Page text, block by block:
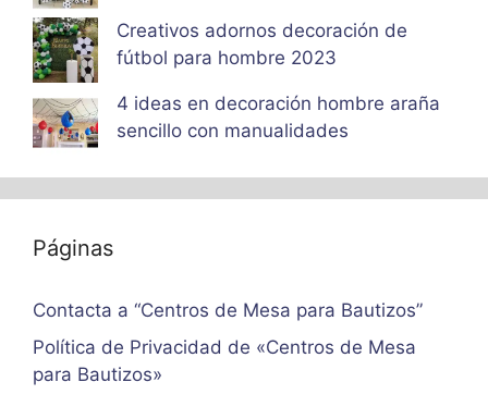
Creativos adornos decoración de
fútbol para hombre 2023
4 ideas en decoración hombre araña
sencillo con manualidades
Páginas
Contacta a “Centros de Mesa para Bautizos”
Política de Privacidad de «Centros de Mesa
para Bautizos»